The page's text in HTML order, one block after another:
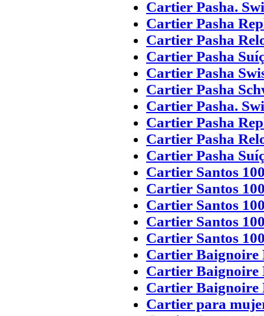
Cartier Pasha.
Cartier Pasha
Cartier Pasha
Cartier Pasha
Cartier Pasha
Cartier Pasha
Cartier Pasha.
Cartier Pasha
Cartier Pasha
Cartier Pasha
Cartier Santos
Cartier Santos
Cartier Santos
Cartier Santos
Cartier Santos
Cartier Baignoire
Cartier Baignoire
Cartier Baignoire
Cartier para